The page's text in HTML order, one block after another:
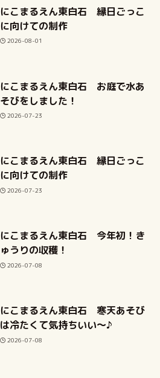
にこまるえん東白石 縁日ごっこ
に向けての制作
2026-08-01
にこまるえん東白石 お庭で水あ
そびをしました！
2026-07-23
にこまるえん東白石 縁日ごっこ
に向けての制作
2026-07-23
にこまるえん東白石 今年初！き
ゅうりの収穫！
2026-07-08
にこまるえん東白石 寒天あそび
は冷たくて気持ちいい～♪
2026-07-08